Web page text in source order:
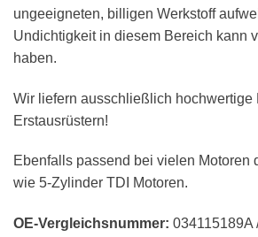
ungeeigneten, billigen Werkstoff
Undichtigkeit in diesem Bereich kann
haben.
Wir liefern ausschließlich hochwertige
Erstausrüstern!
Ebenfalls passend bei vielen Motoren
wie 5-Zylinder TDI Motoren.
OE-Vergleichsnummer: 034115189A